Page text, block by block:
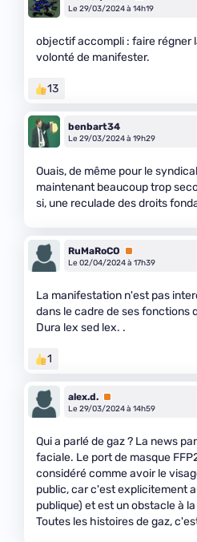
Le 29/03/2024 à 14h19
objectif accompli : faire régner
volonté de manifester.
13
benbart34
Le 29/03/2024 à 19h29
Ouais, de même pour le
maintenant beaucoup trop
si, une reculade des droits
RuMaRoCO
Premium
Le 02/04/2024 à 17h39
La manifestation n'est pas
dans le cadre de ses fonctions
Dura lex sed lex. .
1
alex.d. Premium
Le 29/03/2024 à 14h59
Qui a parlé de gaz ? La news
faciale. Le port de masque
considéré comme avoir le
public, car c'est explicitement
publique) et est un obstacle à
Toutes les histoires de gaz,